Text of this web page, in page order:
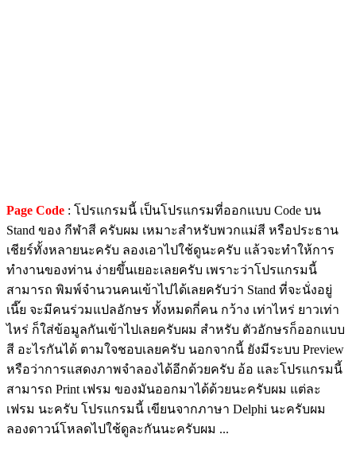
Page Code : โปรแกรมนี้ เป็นโปรแกรมที่ออกแบบ Code บน
Stand ของ กีฬาสี ครับผม เหมาะสำหรับพวกแม่สี หรือประธาน
เชียร์ทั้งหลายนะครับ ลองเอาไปใช้ดูนะครับ แล้วจะทำให้การ
ทำงานของท่าน ง่ายขึ้นเยอะเลยครับ เพราะว่าโปรแกรมนี้
สามารถ พิมพ์จำนวนคนเข้าไปได้เลยครับว่า Stand ที่จะนั่งอยู่
เนี๊ย จะมีคนร่วมแปลอักษร ทั้งหมดกี่คน กว้าง เท่าไหร่ ยาวเท่า
ไหร่ ก็ใส่ข้อมูลกันเข้าไปเลยครับผม สำหรับ ตัวอักษรก็ออกแบบ
สี อะไรกันได้ ตามใจชอบเลยครับ นอกจากนี้ ยังมีระบบ Preview
หรือว่าการแสดงภาพจำลองได้อีกด้วยครับ อ้อ และโปรแกรมนี้
สามารถ Print เฟรม ของมันออกมาได้ด้วยนะครับผม แต่ละ
เฟรม นะครับ โปรแกรมนี้ เขียนจากภาษา Delphi นะครับผม
ลองดาวน์โหลดไปใช้ดูละกันนะครับผม ...